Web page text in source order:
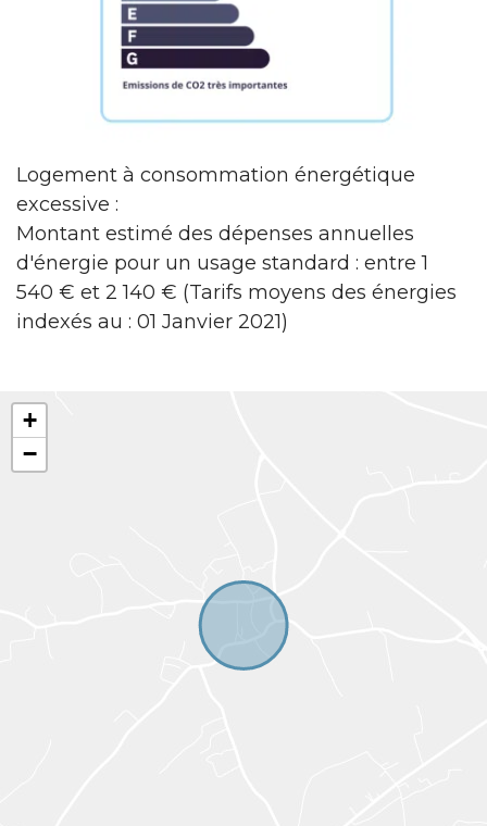
Logement à consommation énergétique
excessive :
Montant estimé des dépenses annuelles
d'énergie pour un usage standard : entre 1
540 € et 2 140 € (Tarifs moyens des énergies
indexés au : 01 Janvier 2021)
+
−